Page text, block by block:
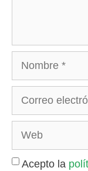
Nombre
Acepto la